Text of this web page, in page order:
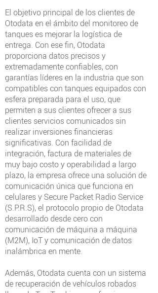
El objetivo principal de los clientes de
Otodata en el ámbito del monitoreo de
tanques es mejorar la logística de
entrega. Con ese fin, Otodata
proporciona datos precisos y
extremadamente confiables, con
garantías líderes en la industria que son
compatibles con tanques equipados con
esfera preparada para el uso, que
permiten a sus clientes ofrecer a sus
clientes servicios comunicados sin
realizar inversiones financieras
significativas. Con facilidad de
integración, factura de materiales de
muy bajo costo y operabilidad a largo
plazo, la empresa ofrece una solución de
comunicación única que funciona en
celulares y Secure Packet Radio Service
(S.P.R.S), el protocolo propio de Otodata
desarrollado desde cero con
comunicación de máquina a máquina
(M2M), IoT y comunicación de datos
inalámbrica en mente.
Además, Otodata cuenta con un sistema
de recuperación de vehículos robados